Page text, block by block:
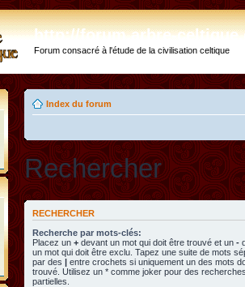
http://forum.arbre-
Forum consacré à l'étude de la civilisation celtique
Index du forum
Rechercher
RECHERCHER
Recherche par mots-clés:
Placez un + devant un mot qui doit être trouvé et un -
un mot qui doit être exclu. Tapez une suite de mots
par des | entre crochets si uniquement un des mots
trouvé. Utilisez un * comme joker pour des
partielles.